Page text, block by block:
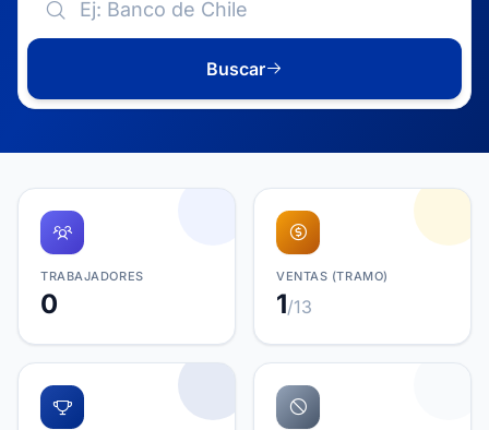
Buscar
TRABAJADORES
0
VENTAS (TRAMO)
1/13